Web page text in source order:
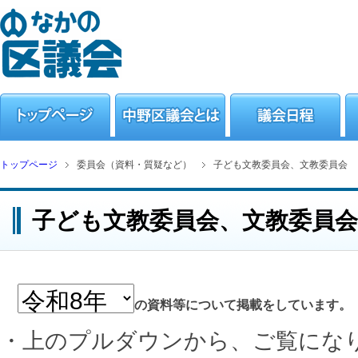
トップページ 委員会（資料・質疑など） 子ども文教委員会、文教委員会
子ども文教委員会、文教委員会
の資料等について掲載をしています。
・上のプルダウンから、ご覧に